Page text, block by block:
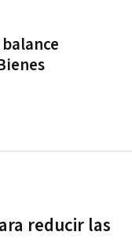
reducir las